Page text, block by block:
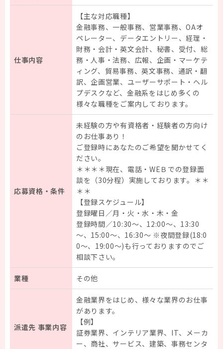
仕事内容
【主な対応職種】
金融事務、一般事務、営業事務、OAオ
ペレーター、データエントリー、経理・
財務・会計・英文会計、秘書、受付、総
務・人事・法務、広報、企画・マーケテ
ィング、貿易事務、英文事務、通訳・翻
訳、企画営業、ユーザーサポート・ヘル
プデスクなど、金融系をはじめ多くの
様々な職種をご案内しております。
応募資格・条件
未経験の方や有資格者・経験者の方向け
のお仕事あり！
ご登録時にあなたのご希望を聞かせてく
ださい。
＊＊＊＊現在、電話・WEＢでの登録面
談を（30分程）実施しております。＊＊
＊＊
【登録スケジュール】
登録曜日／月・火・水・木・金
登録時間／10:30～、12:00～、13:30
～、15:00～、16:30～ ※夜間登録(18:0
0～、19:00～)も行っておりますのでご
相談下さい。
業種 その他
派遣先 事業内容
金融業界をはじめ、様々な業界のお仕事
があります。
【例】
証券業界、インテリア業界、IT、メーカ
ー、商社、サービス、建築、事務センタ